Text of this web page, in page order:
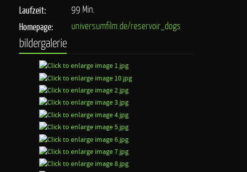
Laufzeit:
99 Min.
Homepage:
universumfilm.de/reservoir_dogs
bildergalerie